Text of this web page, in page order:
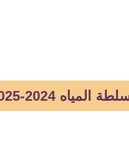
2024-2025